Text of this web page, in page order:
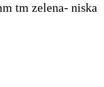
tm zelena- niska